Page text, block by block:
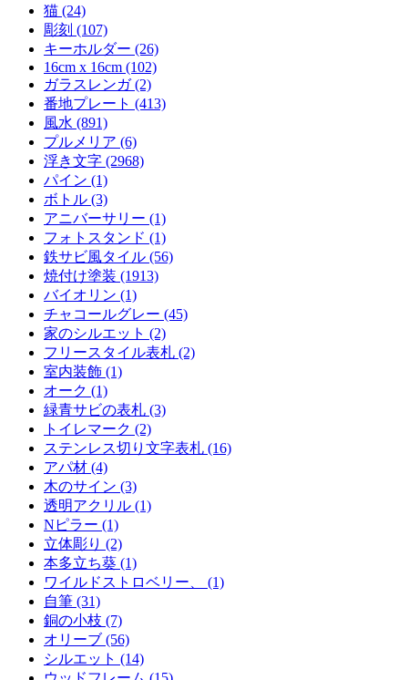
猫 (24)
彫刻 (107)
キーホルダー (26)
16cm x 16cm (102)
ガラスレンガ (2)
番地プレート (413)
風水 (891)
プルメリア (6)
浮き文字 (2968)
パイン (1)
ボトル (3)
アニバーサリー (1)
フォトスタンド (1)
鉄サビ風タイル (56)
焼付け塗装 (1913)
バイオリン (1)
チャコールグレー (45)
家のシルエット (2)
フリースタイル表札 (2)
室内装飾 (1)
オーク (1)
緑青サビの表札 (3)
トイレマーク (2)
ステンレス切り文字表札 (16)
アパ材 (4)
木のサイン (3)
透明アクリル (1)
Nピラー (1)
立体彫り (2)
本多立ち葵 (1)
ワイルドストロベリー、 (1)
自筆 (31)
銅の小枝 (7)
オリーブ (56)
シルエット (14)